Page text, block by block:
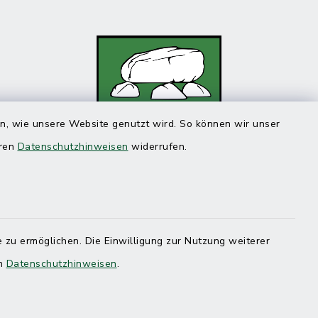
wie unsere Website genutzt wird. So können wir unser
Datenschutzhinweisen widerrufen.
ermöglichen. Die Einwilligung zur Nutzung weiterer
Datenschutzhinweisen.